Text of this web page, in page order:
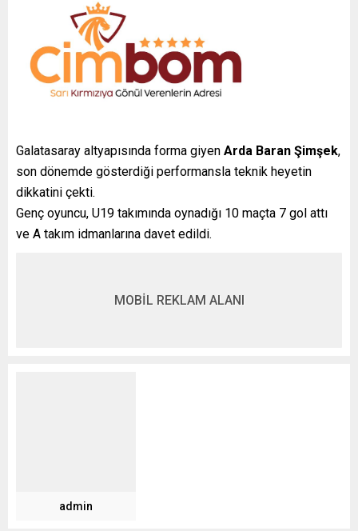
Galatasaray altyapısında forma giyen Arda Baran Şimşek,
son dönemde gösterdiği performansla teknik heyetin
dikkatini çekti.
Genç oyuncu, U19 takımında oynadığı 10 maçta 7 gol attı
ve A takım idmanlarına davet edildi.
MOBİL REKLAM ALANI
admin